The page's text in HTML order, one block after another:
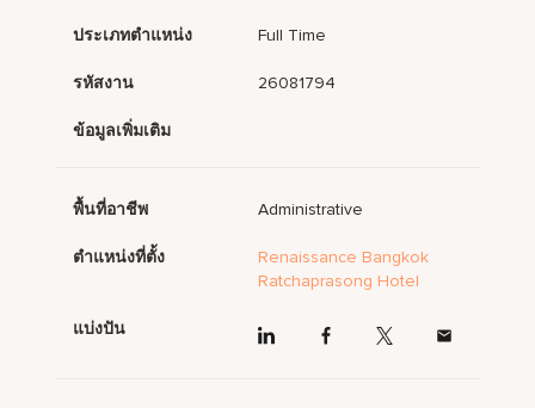
ประเภทตำแหน่ง Full Time
รหัสงาน 26081794
ข้อมูลเพิ่มเติม
พื้นที่อาชีพ Administrative
ตำแหน่งที่ตั้ง
Renaissance Bangkok
Ratchaprasong Hotel
แบ่งปัน